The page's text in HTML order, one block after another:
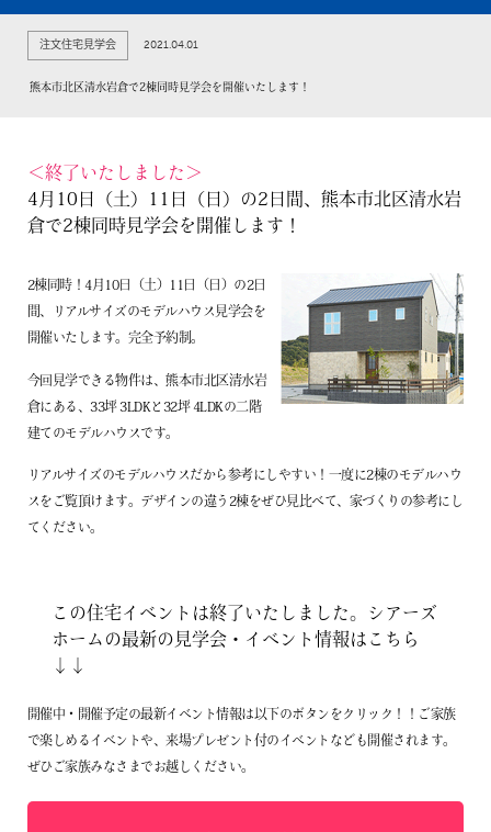
新築プラン 価格と間取り
ラインナップ
イベント情報
初めての家づくり
資料請求
企業情報
プライバシーポリシー
サイトマップ
注文住宅見学会 2021.04.01
熊本市北区清水岩倉で2棟同時見学会を開催いたします！
＜終了いたしました＞
4月10日（土）11日（日）の2日間、熊本市北区清水岩
倉で2棟同時見学会を開催します！
2棟同時！4月10日（土）11日（日）の2日
間、リアルサイズのモデルハウス見学会を
開催いたします。完全予約制。
今回見学できる物件は、熊本市北区清水岩
倉にある、33坪 3LDKと32坪 4LDKの二階
建てのモデルハウスです。
リアルサイズのモデルハウスだから参考にしやすい！一度に2棟のモデルハウ
スをご覧頂けます。デザインの違う2棟をぜひ見比べて、家づくりの参考にし
てください。
この住宅イベントは終了いたしました。シアーズ
ホームの最新の見学会・イベント情報はこちら
↓↓
開催中・開催予定の最新イベント情報は以下のボタンをクリック！！ご家族
で楽しめるイベントや、来場プレゼント付のイベントなども開催されます。
ぜひご家族みなさまでお越しください。